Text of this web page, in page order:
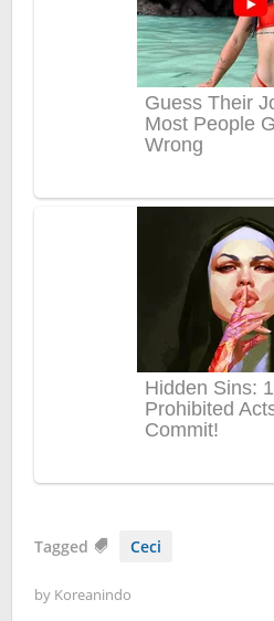
Tagged Ceci
by Koreanindo